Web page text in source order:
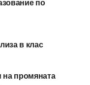
по
в клас
на промяната